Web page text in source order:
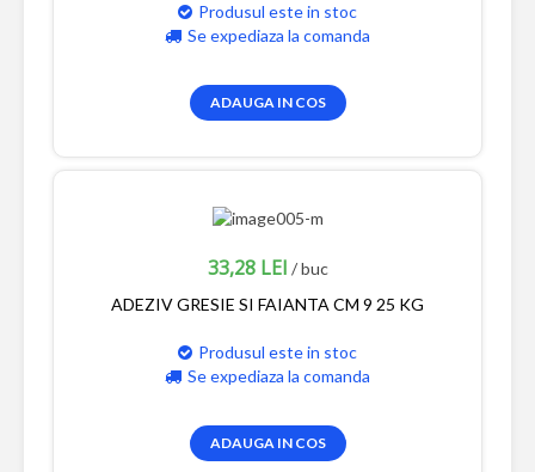
Produsul este in stoc
Se expediaza la comanda
ADAUGA IN COS
33,28 LEI / buc
ADEZIV GRESIE SI FAIANTA CM 9 25 KG
Produsul este in stoc
Se expediaza la comanda
ADAUGA IN COS